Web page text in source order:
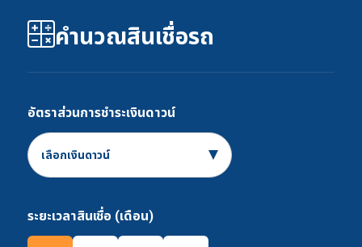
คำนวณสินเชื่อรถ
อัตราส่วนการชำระเงินดาวน์
เลือกเงินดาวน์
ระยะเวลาสินเชื่อ (เดือน)